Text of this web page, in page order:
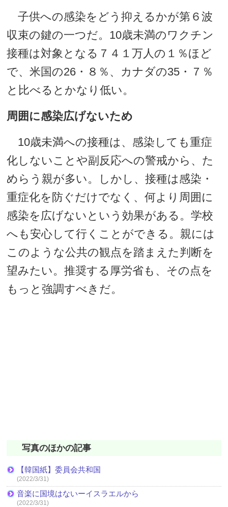
子供への感染をどう抑えるかが第６波
収束の鍵の一つだ。10歳未満のワクチン
接種は対象となる７４１万人の１％ほど
で、米国の26・８％、カナダの35・７％
と比べるとかなり低い。
周囲に感染広げないため
10歳未満への接種は、感染しても重症
化しないことや副反応への警戒から、た
めらう親が多い。しかし、接種は感染・
重症化を防ぐだけでなく、何より周囲に
感染を広げないという効果がある。学校
へも安心して行くことができる。親には
このような公共の観点を踏まえた判断を
望みたい。推奨する厚労省も、その点を
もっと強調すべきだ。
写真のほかの記事
【韓国紙】委員会共和国
(2022/3/31)
音楽に国境はないーイスラエルから
(2022/3/31)